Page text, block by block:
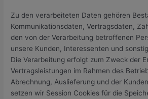
Zu den verarbeiteten Daten gehören
Kommunikationsdaten, Vertragsdaten,
den von der Verarbeitung betroffenen
unsere Kunden, Interessenten und
Die Verarbeitung erfolgt zum Zweck der
Vertragsleistungen im Rahmen des
Abrechnung, Auslieferung und der
setzen wir Session Cookies für die